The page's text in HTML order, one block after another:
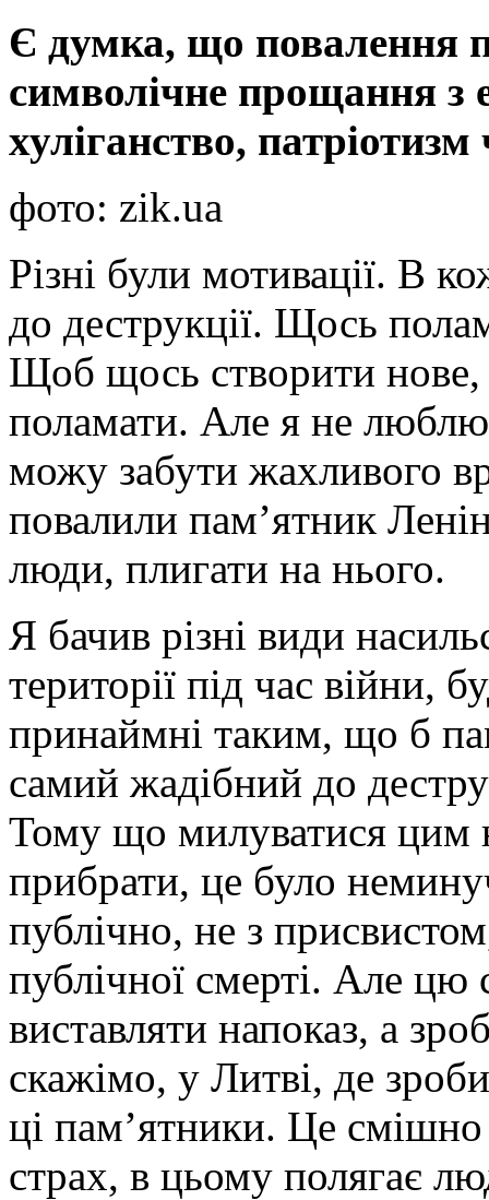
Є думка, що повалення
символічне прощання з
хуліганство,
фото: zik.ua
Різні були мотивації. В
до деструкції. Щось
Щоб щось створити нове,
поламати. Але я не
можу забути жахливого
повалили пам’ятник
люди, плигати на нього.
Я бачив різні види
території під час війни,
принаймні таким, що б
самий жадібний до
Тому що милуватися цим
прибрати, це було
публічно, не з
публічної смерті. Але цю
виставляти напоказ, а
скажімо, у Литві, де
ці пам’ятники. Це
страх, в цьому полягає